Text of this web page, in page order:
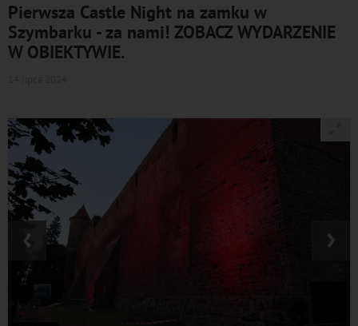
Pierwsza Castle Night na zamku w
Szymbarku - za nami! ZOBACZ WYDARZENIE
W OBIEKTYWIE.
‹ ›